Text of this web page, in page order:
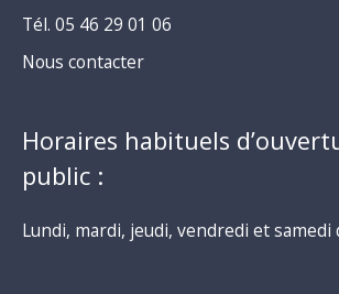
Tél. 05 46 29 01 06
Nous contacter
Horaires habituels
public :
Lundi, mardi, jeudi, vendredi et samedi